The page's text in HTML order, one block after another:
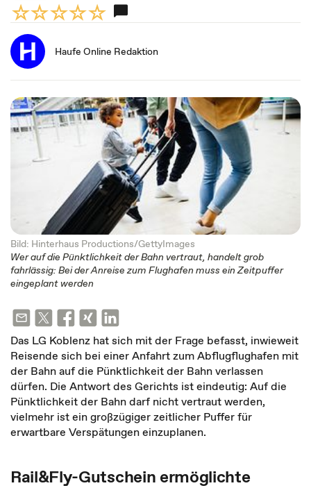
Haufe Online Redaktion
Bild: Hinterhaus Productions/GettyImages
Wer auf die Pünktlichkeit der Bahn vertraut, handelt grob
fahrlässig: Bei der Anreise zum Flughafen muss ein Zeitpuffer
eingeplant werden
Das LG Koblenz hat sich mit der Frage befasst, inwieweit
Reisende sich bei einer Anfahrt zum Abflugflughafen mit
der Bahn auf die Pünktlichkeit der Bahn verlassen
dürfen. Die Antwort des Gerichts ist eindeutig: Auf die
Pünktlichkeit der Bahn darf nicht vertraut werden,
vielmehr ist ein großzügiger zeitlicher Puffer für
erwartbare Verspätungen einzuplanen.
Rail&Fly-Gutschein ermöglichte